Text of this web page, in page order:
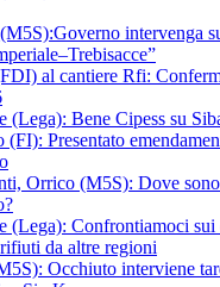
intervenga
al cantiere Rfi:
(Lega): Bene Cipess su
(FI): Presentato
Orrico (M5S): Dove
(Lega): Confrontiamoci
da altre regioni
Occhiuto interviene